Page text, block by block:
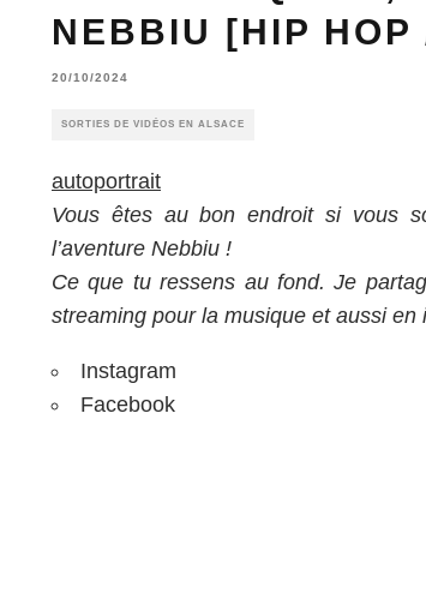
NEBBIU [HIP HOP
20/10/2024
SORTIES DE VIDÉOS EN ALSACE
autoportrait
Vous êtes au bon endroit si vous
l’aventure Nebbiu !
Ce que tu ressens au fond. Je
streaming pour la musique et aussi
Instagram
Facebook